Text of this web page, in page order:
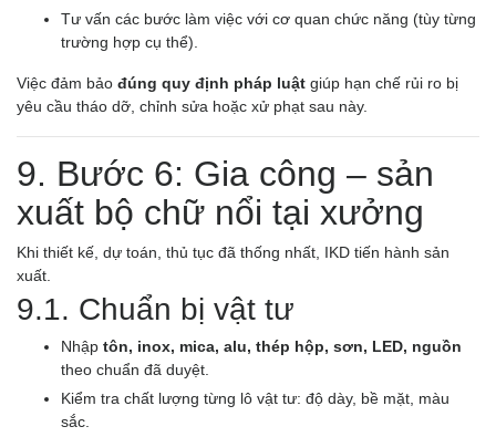
Tư vấn các bước làm việc với cơ quan chức năng (tùy từng
trường hợp cụ thể).
Việc đảm bảo đúng quy định pháp luật giúp hạn chế rủi ro bị
yêu cầu tháo dỡ, chỉnh sửa hoặc xử phạt sau này.
9. Bước 6: Gia công – sản
xuất bộ chữ nổi tại xưởng
Khi thiết kế, dự toán, thủ tục đã thống nhất, IKD tiến hành sản
xuất.
9.1. Chuẩn bị vật tư
Nhập tôn, inox, mica, alu, thép hộp, sơn, LED, nguồn
theo chuẩn đã duyệt.
Kiểm tra chất lượng từng lô vật tư: độ dày, bề mặt, màu
sắc.